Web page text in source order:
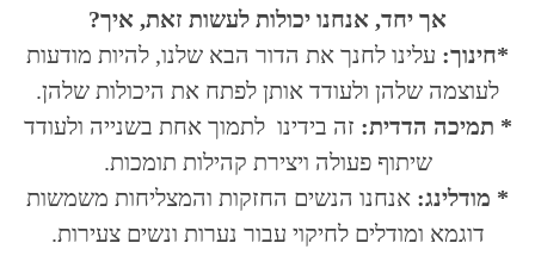
אך יחד, אנחנו יכולות לעשות זאת, איך?
*חינוך: עלינו לחנך את הדור הבא שלנו, להיות מודעות
לעוצמה שלהן ולעודד אותן לפתח את היכולות שלהן.
* תמיכה הדדית: זה בידינו לתמוך אחת בשנייה ולעודד
שיתוף פעולה ויצירת קהילות תומכות.
* מודלינג: אנחנו הנשים החזקות והמצליחות משמשות
דוגמא ומודלים לחיקוי עבור נערות ונשים צעירות.